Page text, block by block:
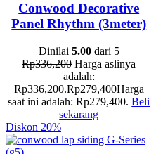
Conwood Decorative
Panel Rhythm (3meter)
Dinilai 5.00dari 5
Rp336,200 Harga aslinya
adalah:
Rp336,200.Rp279,400Harga
saat ini adalah: Rp279,400. Beli
sekarang
Diskon 20%